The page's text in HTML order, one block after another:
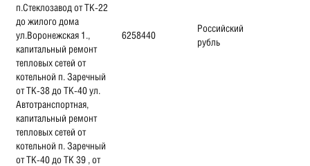
п.Стеклозавод от ТК-22
до жилого дома
ул.Воронежская 1.,
капитальный ремонт
тепловых сетей от
котельной п. Заречный
от ТК-38 до ТК-40 ул.
Автотранспортная,
капитальный ремонт
тепловых сетей от
котельной п. Заречный
от ТК-40 до ТК 39 , от
6258440
Российский
рубль